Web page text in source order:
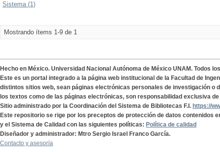
Sistema (1)
Mostrando ítems 1-9 de 1
Hecho en México. Universidad Nacional Autónoma de México UNAM. Todos
Este es un portal integrado a la página web institucional de la Facultad de
distintos sitios web, sean páginas electrónicas personales de investigación o
los textos como de las páginas electrónicas, son responsabilidad exclusiva
Sitio administrado por la Coordinación del Sistema de Bibliotecas F.I. https://
Este repositorio se rige por los preceptos de protección de datos contenidos
y el Sistema de Calidad con las siguientes políticas: Política de calidad
Diseñador y administrador: Mtro Sergio Israel Franco García.
Contacto y asesoría